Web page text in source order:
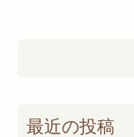
最近の投稿